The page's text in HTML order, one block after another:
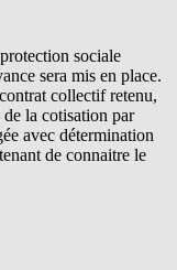
sociale
sera mis en place.
collectif retenu,
la cotisation par
avec détermination
de connaitre le